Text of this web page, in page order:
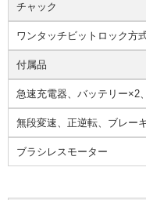
チャック
ワンタッチビットロック方
付属品
急速充電器、バッテリー×2
無段変速、正逆転、ブレー
ブラシレスモーター